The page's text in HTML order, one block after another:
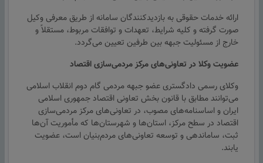
ارائه خدمات حقوقی به بازدیدکنندگان سامانه از طریق معرفی وکیل
صورت گرفته و کلیه شرایط، تعهدات و توافقات مربوط، مستقلاً و
خارج از مسئولیت جبهه بین طرفین تعیین می‌گردد.
عضویت وکلا در تعاونی‌های مرکز مردمی‌سازی اقتصاد
وکلای رسمی دادگستری عضو جبهه مردمی گام دوم انقلاب اسلامی
می‌توانند مطابق با قانون بخش تعاونی اقتصاد جمهوری اسلامی
ایران و اساسنامه‌های مصوب، در تعاونی‌های مرکز مردمی‌سازی
اقتصاد در سطح مرکز، استان‌ها و شهرستان‌ها که مأموریت آن‌ها
ثبت، ساماندهی و توسعه تعاونی‌های مردم‌بنیان است، عضویت
یابند.